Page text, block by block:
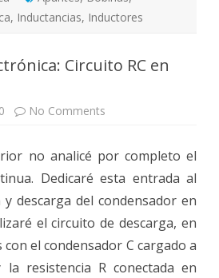
, Inductancias, Inductores
Circuito RC en
No Comments
Circuito
en
no analicé por completo el
Dedicaré esta entrada al
descarga del condensador en
el circuito de descarga, en
el condensador C cargado a
resistencia R conectada en